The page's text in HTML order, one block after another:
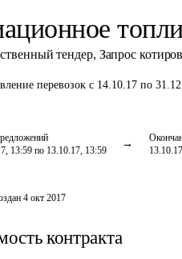
тендер, Запрос
перевозок с 14.10.17 по
13:59 по 13.10.17, 13:59
4 окт 2017
контракта